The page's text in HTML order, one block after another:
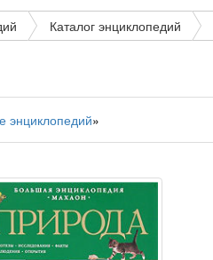
Каталог энциклопедий
энциклопедий»